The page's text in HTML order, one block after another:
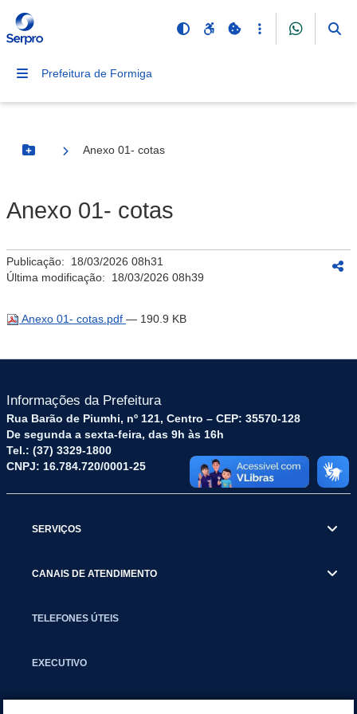
Prefeitura de Formiga
Botão Menu
Anexo 01- cotas
Anexo 01- cotas
Publicação: 18/03/2026 08h31
Última modificação: 18/03/2026 08h39
Anexo 01- cotas.pdf — 190.9 KB
Informações da Prefeitura
Rua Barão de Piumhi, nº 121, Centro – CEP: 35570-128
De segunda a sexta-feira, das 9h às 16h
Tel.: (37) 3329-1800
CNPJ: 16.784.720/0001-25
SERVIÇOS
CANAIS DE ATENDIMENTO
TELEFONES ÚTEIS
EXECUTIVO